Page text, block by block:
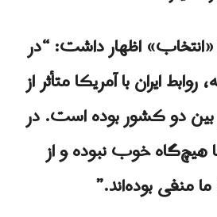
اظهار داشت: “در
روابط ایران با آمریکا متأثر از
بین دو کشور بوده است. در
ما هیچ‌گاه خوب نبوده و از
ما منفی بوده‌اند.”